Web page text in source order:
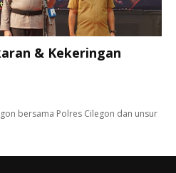
& Kekeringan
bersama Polres Cilegon dan unsur